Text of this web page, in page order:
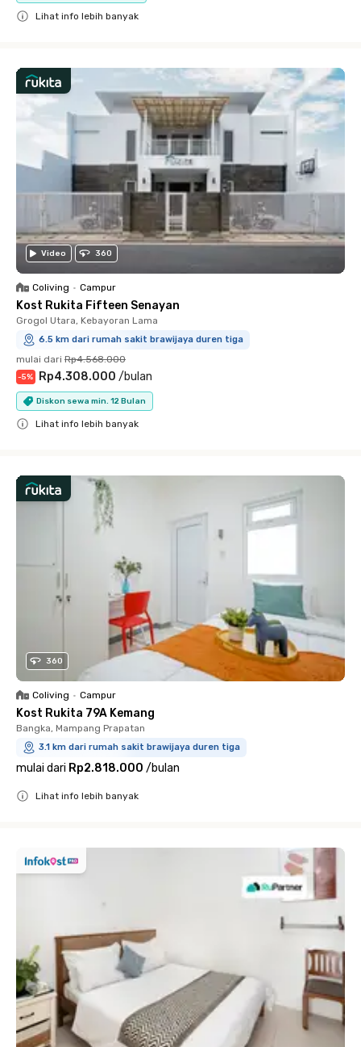
Lihat info lebih banyak
Video 360
Coliving • Campur
Kost Rukita Fifteen Senayan
Grogol Utara, Kebayoran Lama
6.5 km dari rumah sakit brawijaya duren tiga
mulai dari Rp4.568.000
-5% Rp4.308.000 /bulan
Diskon sewa min. 12 Bulan
Lihat info lebih banyak
360
Coliving • Campur
Kost Rukita 79A Kemang
Bangka, Mampang Prapatan
3.1 km dari rumah sakit brawijaya duren tiga
mulai dari Rp2.818.000 /bulan
Lihat info lebih banyak